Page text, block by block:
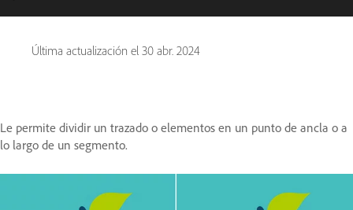
Última actualización el 30 abr. 2024
Le permite dividir un trazado o elementos en un punto de ancla o a
lo largo de un segmento.